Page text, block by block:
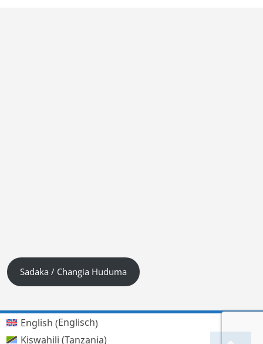
Sadaka / Changia Huduma
English (Englisch)
Kiswahili (Tanzania)